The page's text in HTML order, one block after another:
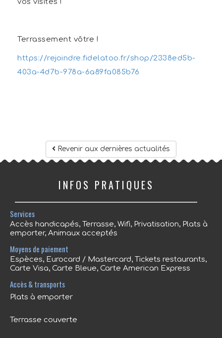
vos visites !
Terrassement vôtre !
https://rejoindre.fidelatoo.fr/shop/2338ed5b-
403a-4d7b-978a-6a89fa085b76
Revenir aux dernières actualités
INFOS PRATIQUES
Services
Accès handicapés, Terrasse, Wifi, Privatisation, Plats à
emporter, Animaux acceptés
Moyens de paiement
Espèces, Eurocard / Mastercard, Tickets restaurants,
Carte Visa, Carte Bleue, Carte American Express
Accès & transports
Plats à emporter
Terrasse couverte